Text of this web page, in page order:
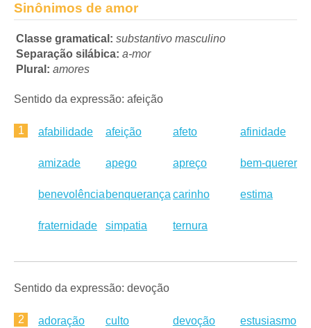
Sinônimos de amor
Classe gramatical: substantivo masculino
Separação silábica: a-mor
Plural: amores
Sentido da expressão: afeição
1 afabilidade afeição afeto afinidade
amizade apego apreço bem-querer
benevolência benquerança carinho estima
fraternidade simpatia ternura
Sentido da expressão: devoção
2 adoração culto devoção estusiasmo